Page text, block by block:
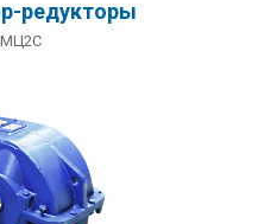
редукторы